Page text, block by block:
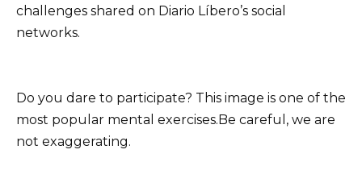
challenges shared on Diario Líbero’s social
networks.
Do you dare to participate? This image is one of the
most popular mental exercises.Be careful, we are
not exaggerating.